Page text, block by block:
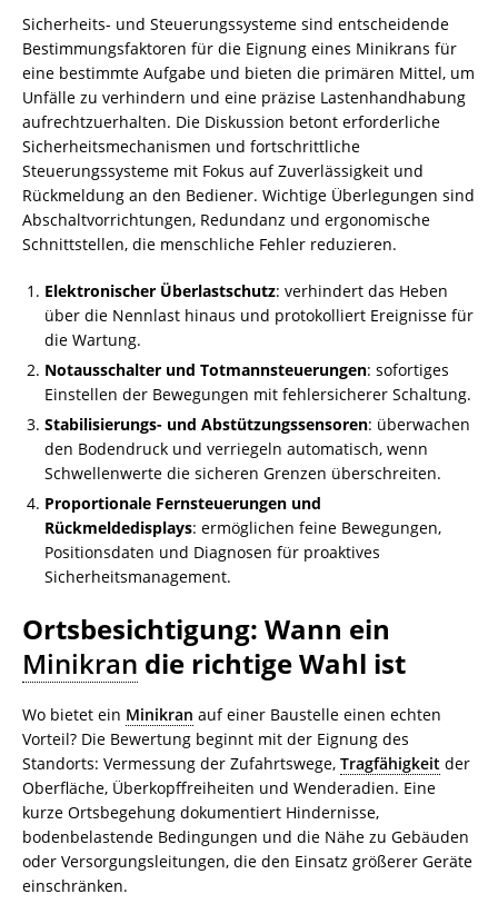
Sicherheits- und Steuerungssysteme sind entscheidende
Bestimmungsfaktoren für die Eignung eines Minikrans für
eine bestimmte Aufgabe und bieten die primären Mittel, um
Unfälle zu verhindern und eine präzise Lastenhandhabung
aufrechtzuerhalten. Die Diskussion betont erforderliche
Sicherheitsmechanismen und fortschrittliche
Steuerungssysteme mit Fokus auf Zuverlässigkeit und
Rückmeldung an den Bediener. Wichtige Überlegungen sind
Abschaltvorrichtungen, Redundanz und ergonomische
Schnittstellen, die menschliche Fehler reduzieren.
Elektronischer Überlastschutz: verhindert das Heben
über die Nennlast hinaus und protokolliert Ereignisse für
die Wartung.
Notausschalter und Totmannsteuerungen: sofortiges
Einstellen der Bewegungen mit fehlersicherer Schaltung.
Stabilisierungs- und Abstützungssensoren: überwachen
den Bodendruck und verriegeln automatisch, wenn
Schwellenwerte die sicheren Grenzen überschreiten.
Proportionale Fernsteuerungen und
Rückmeldedisplays: ermöglichen feine Bewegungen,
Positionsdaten und Diagnosen für proaktives
Sicherheitsmanagement.
Ortsbesichtigung: Wann ein
Minikran die richtige Wahl ist
Wo bietet ein Minikran auf einer Baustelle einen echten
Vorteil? Die Bewertung beginnt mit der Eignung des
Standorts: Vermessung der Zufahrtswege, Tragfähigkeit der
Oberfläche, Überkopffreiheiten und Wenderadien. Eine
kurze Ortsbegehung dokumentiert Hindernisse,
bodenbelastende Bedingungen und die Nähe zu Gebäuden
oder Versorgungsleitungen, die den Einsatz größerer Geräte
einschränken.